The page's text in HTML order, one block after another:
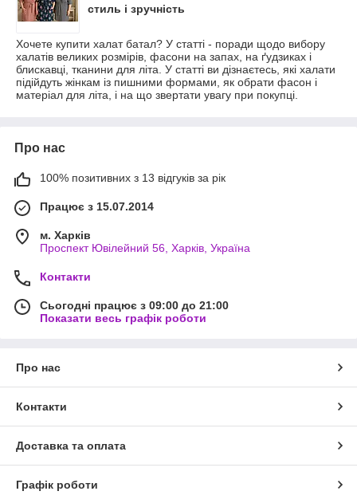
стиль і зручність
Хочете купити халат батал? У статті - поради щодо вибору
халатів великих розмірів, фасони на запах, на ґудзиках і
блискавці, тканини для літа. У статті ви дізнаєтесь, які халати
підійдуть жінкам із пишними формами, як обрати фасон і
матеріал для літа, і на що звертати увагу при покупці.
Про нас
100% позитивних з 13 відгуків за рік
Працює з 15.07.2014
м. Харків
Проспект Ювілейний 56, Харків, Україна
Контакти
Сьогодні працює з 09:00 до 21:00
Показати весь графік роботи
Про нас
Контакти
Доставка та оплата
Графік роботи